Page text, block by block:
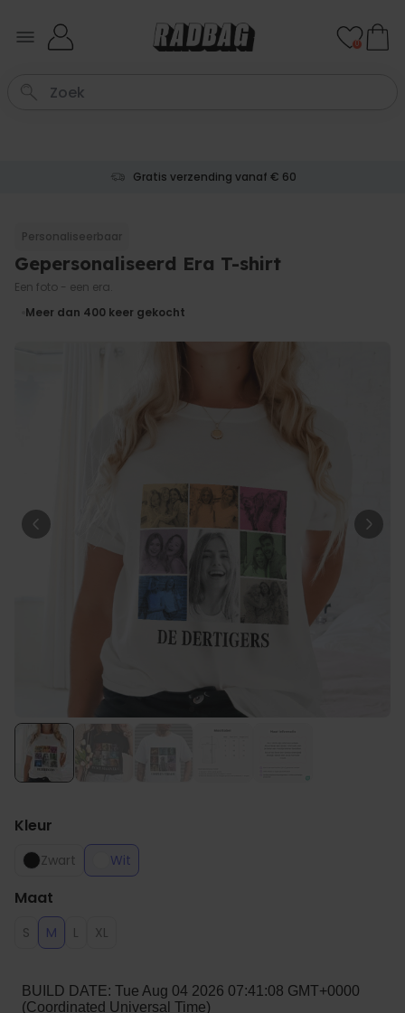
0
Gratis verzending vanaf € 60
Personaliseerbaar
Gepersonaliseerd Era T-shirt
Een foto - een era.
Meer dan 400 keer gekocht
Kleur
Zwart Wit
Maat
S M L XL